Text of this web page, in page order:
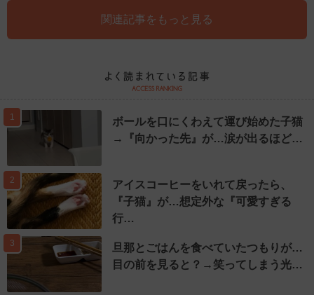
関連記事をもっと見る
1
ボールを口にくわえて運び始めた子猫
→『向かった先』が…涙が出るほど…
2
アイスコーヒーをいれて戻ったら、
『子猫』が…想定外な『可愛すぎる
行…
3
旦那とごはんを食べていたつもりが…
目の前を見ると？→笑ってしまう光…